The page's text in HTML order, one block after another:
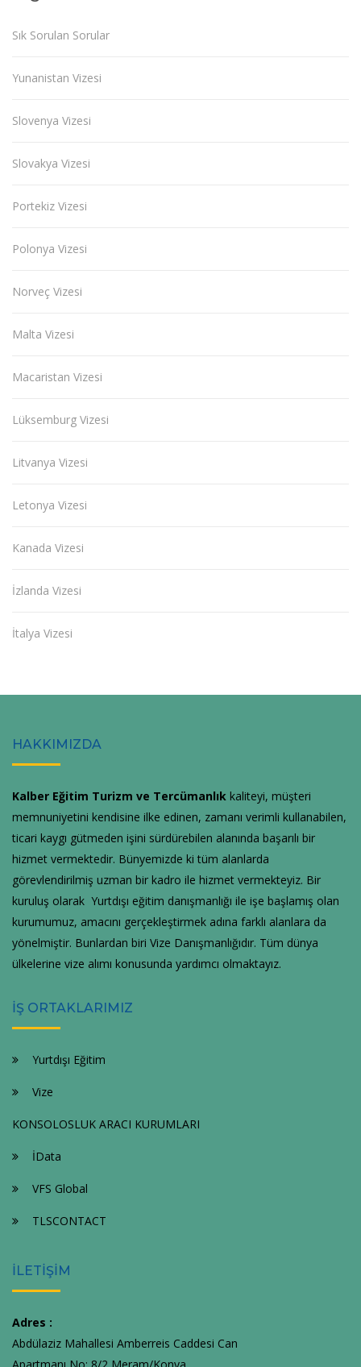
Sık Sorulan Sorular
Yunanistan Vizesi
Slovenya Vizesi
Slovakya Vizesi
Portekiz Vizesi
Polonya Vizesi
Norveç Vizesi
Malta Vizesi
Macaristan Vizesi
Lüksemburg Vizesi
Litvanya Vizesi
Letonya Vizesi
Kanada Vizesi
İzlanda Vizesi
İtalya Vizesi
HAKKIMIZDA
Kalber Eğitim Turizm ve Tercümanlık kaliteyi, müşteri
memnuniyetini kendisine ilke edinen, zamanı verimli kullanabilen,
ticari kaygı gütmeden işini sürdürebilen alanında başarılı bir
hizmet vermektedir. Bünyemizde ki tüm alanlarda
görevlendirilmiş uzman bir kadro ile hizmet vermekteyiz. Bir
kuruluş olarak Yurtdışı eğitim danışmanlığı ile işe başlamış olan
kurumumuz, amacını gerçekleştirmek adına farklı alanlara da
yönelmiştir. Bunlardan biri Vize Danışmanlığıdır. Tüm dünya
ülkelerine vize alımı konusunda yardımcı olmaktayız.
İŞ ORTAKLARIMIZ
Yurtdışı Eğitim
Vize
KONSOLOSLUK ARACI KURUMLARI
İData
VFS Global
TLSCONTACT
İLETİŞİM
Adres :
Abdülaziz Mahallesi Amberreis Caddesi Can